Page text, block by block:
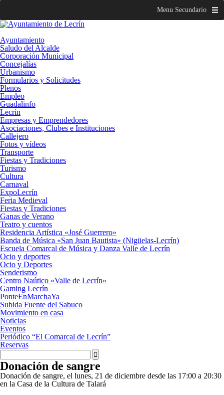
Menu Secundario
Ayuntamiento
Saludo del Alcalde
Corporación Municipal
Concejalías
Urbanismo
Formularios y Solicitudes
Plenos
Empleo
Guadalinfo
Lecrín
Empresas y Emprendedores
Asociaciones, Clubes e Instituciones
Callejero
Fotos y vídeos
Transporte
Fiestas y Tradiciones
Turismo
Cultura
Carnaval
ExpoLecrín
Feria Medieval
Fiestas y Tradiciones
Ganas de Verano
Teatro y cuentos
Residencia Artística «José Guerrero»
Banda de Música «San Juan Bautista» (Nigüelas-Lecrín)
Escuela Comarcal de Música y Danza Valle de Lecrín
Ocio y deportes
Ocio y Deportes
Senderismo
Centro Naútico «Valle de Lecrín»
Gaming Lecrín
PonteEnMarchaYa
Subida Fuente del Sabuco
Movimiento en casa
Noticias
Eventos
Periódico “El Comarcal de Lecrín”
Reservas
Donación de sangre
Donación de sangre, el lunes, 21 de diciembre desde las 17:00 a 20:30
en la Casa de la Cultura de Talará